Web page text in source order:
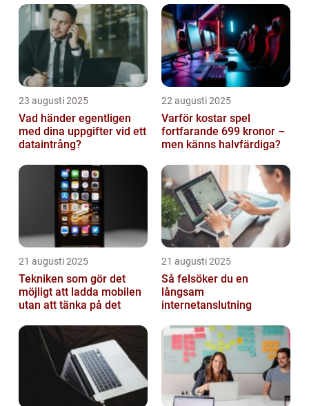
23 augusti 2025
Vad händer egentligen
med dina uppgifter vid ett
dataintrång?
22 augusti 2025
Varför kostar spel
fortfarande 699 kronor –
men känns halvfärdiga?
21 augusti 2025
Tekniken som gör det
möjligt att ladda mobilen
utan att tänka på det
21 augusti 2025
Så felsöker du en
långsam
internetanslutning